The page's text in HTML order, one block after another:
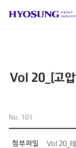
Vol 20_[고
No. 101
첨부파일
Vol 20_